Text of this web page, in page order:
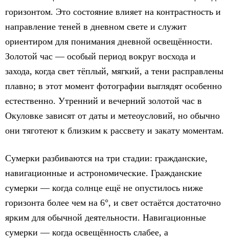
горизонтом. Это состояние влияет на контрастность и
направление теней в дневном свете и служит
ориентиром для понимания дневной освещённости.
Золотой час — особый период вокруг восхода и
захода, когда свет тёплый, мягкий, а тени расправлены
плавно; в этот момент фотографии выглядят особенно
естественно. Утренний и вечерний золотой час в
Окуловке зависят от даты и метеоусловий, но обычно
они тяготеют к близким к рассвету и закату моментам.
Сумерки разбиваются на три стадии: гражданские,
навигационные и астрономические. Гражданские
сумерки — когда солнце ещё не опустилось ниже
горизонта более чем на 6°, и свет остаётся достаточно
ярким для обычной деятельности. Навигационные
сумерки — когда освещённость слабее, а